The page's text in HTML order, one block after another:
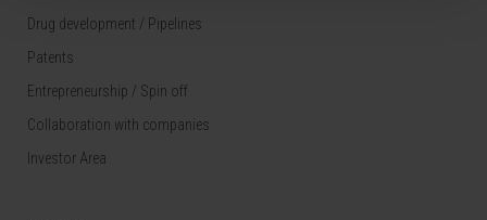
Drug development / Pipelines
Patents
Entrepreneurship / Spin off
Collaboration with companies
Investor Area